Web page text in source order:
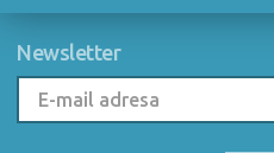
Newsletter